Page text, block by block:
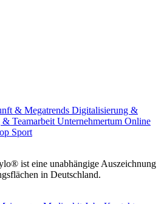
& Megatrends Digitalisierung &
Teamarbeit Unternehmertum Online
Sport
ist eine unabhängige Auszeichnung
in Deutschland.